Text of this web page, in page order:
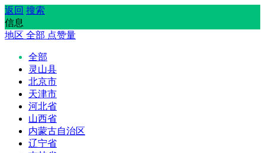
返回 搜索
信息
地区 全部 点赞量
全部
灵山县
北京市
天津市
河北省
山西省
内蒙古自治区
辽宁省